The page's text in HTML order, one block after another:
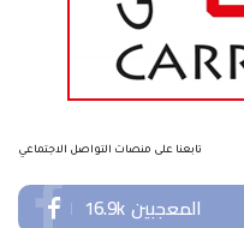
تابعنا على منصات التواصل الاجتماعي
16.9kالمعجبين